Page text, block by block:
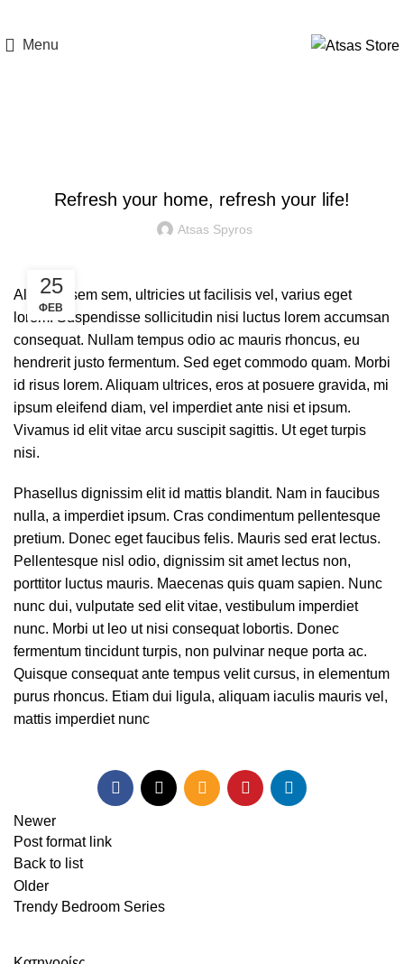
Menu
Refresh your home, refresh your life!
Atsas Spyros
25
ΦΕΒ
Aliquam sem sem, ultricies ut facilisis vel, varius eget
lorem. Suspendisse sollicitudin nisi luctus lorem accumsan
consequat. Nullam tempus odio ac mauris rhoncus, eu
hendrerit justo fermentum. Sed eget commodo quam. Morbi
id risus lorem. Aliquam ultrices, eros at posuere gravida, mi
ipsum eleifend diam, vel imperdiet ante nisi et ipsum.
Vivamus id elit vitae arcu suscipit sagittis. Ut eget turpis
nisi.
Phasellus dignissim elit id mattis blandit. Nam in faucibus
nulla, a imperdiet ipsum. Cras condimentum pellentesque
pretium. Donec eget faucibus felis. Mauris sed erat lectus.
Pellentesque nisl odio, dignissim sit amet lectus non,
porttitor luctus mauris. Maecenas quis quam sapien. Nunc
nunc dui, vulputate sed elit vitae, vestibulum imperdiet
nunc. Morbi ut leo ut nisi consequat lobortis. Donec
fermentum tincidunt turpis, non pulvinar neque porta ac.
Quisque consequat ante tempus velit cursus, in elementum
purus rhoncus. Etiam dui ligula, aliquam iaculis mauris vel,
mattis imperdiet nunc
Newer
Post format link
Back to list
Older
Trendy Bedroom Series